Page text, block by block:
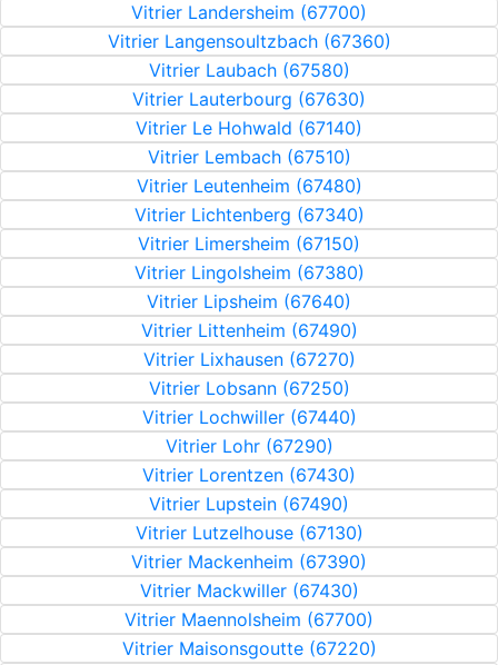
Vitrier Landersheim (67700)
Vitrier Langensoultzbach (67360)
Vitrier Laubach (67580)
Vitrier Lauterbourg (67630)
Vitrier Le Hohwald (67140)
Vitrier Lembach (67510)
Vitrier Leutenheim (67480)
Vitrier Lichtenberg (67340)
Vitrier Limersheim (67150)
Vitrier Lingolsheim (67380)
Vitrier Lipsheim (67640)
Vitrier Littenheim (67490)
Vitrier Lixhausen (67270)
Vitrier Lobsann (67250)
Vitrier Lochwiller (67440)
Vitrier Lohr (67290)
Vitrier Lorentzen (67430)
Vitrier Lupstein (67490)
Vitrier Lutzelhouse (67130)
Vitrier Mackenheim (67390)
Vitrier Mackwiller (67430)
Vitrier Maennolsheim (67700)
Vitrier Maisonsgoutte (67220)